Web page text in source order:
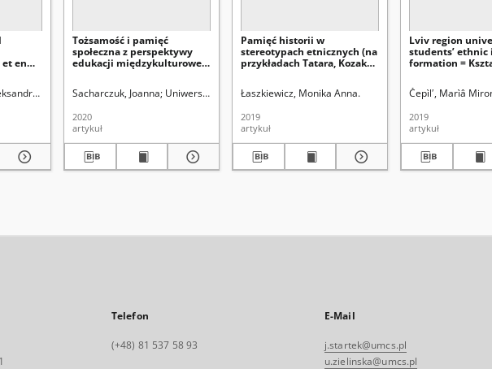
en
Ulrich, Alina (1931- ). Redaktor
Tożsamość i pamięć
społeczna z perspektywy
edukacji międzykulturowej -
licealistów adzonych
Sacharczuk, Joanna Uniwersytet Marii Curie-Skłodowskiej (Lublin). Wydział Pedagogiki i
2020
artykuł
Pamięć historii w
stereotypach etnicznych (na
przykładach Tatara, Kozaka,
Łaszkiewicz, Monika Anna.
2019
artykuł
Lviv region
students’
formation =
studentów
regionu
Čepìlʹ, Marìâ
2019
artykuł
Telefon
(+48) 81 537 58 93
E-Mail
j.startek@umcs.pl
u.zielinska@umcs.pl